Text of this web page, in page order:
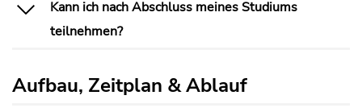
Kann ich nach Abschluss meines Studiums
teilnehmen?
Aufbau, Zeitplan & Ablauf